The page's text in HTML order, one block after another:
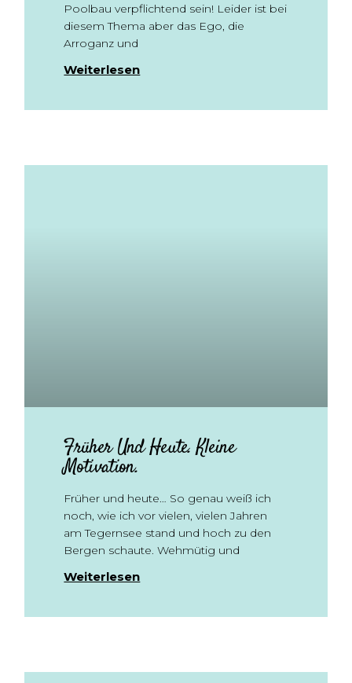
Poolbau verpflichtend sein! Leider ist bei
diesem Thema aber das Ego, die
Arroganz und
Weiterlesen
Früher Und Heute. Kleine
Motivation.
Früher und heute… So genau weiß ich
noch, wie ich vor vielen, vielen Jahren
am Tegernsee stand und hoch zu den
Bergen schaute. Wehmütig und
Weiterlesen